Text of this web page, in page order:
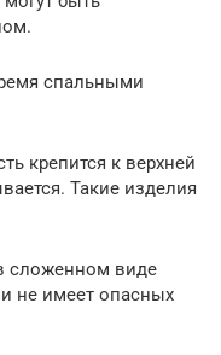
спальными
крепится к верхней
Такие изделия
сложенном виде
не имеет опасных